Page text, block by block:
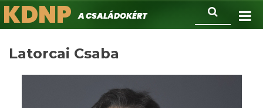
Ugrás
a
Keresés
KDNPA családokért.
Latorcai Csaba